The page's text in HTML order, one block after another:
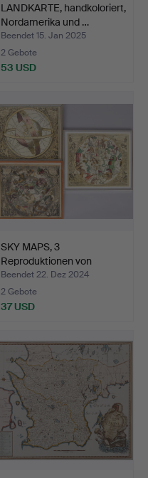
LANDKARTE, handkoloriert,
Nordamerika und …
Beendet 15. Jan 2025
2 Gebote
53 USD
SKY MAPS, 3
Reproduktionen von
Gerhard Val…
Beendet 22. Dez 2024
2 Gebote
37 USD